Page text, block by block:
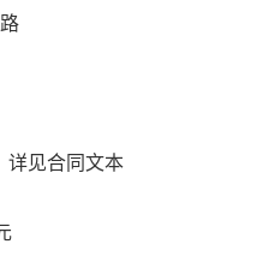
详见合同文本